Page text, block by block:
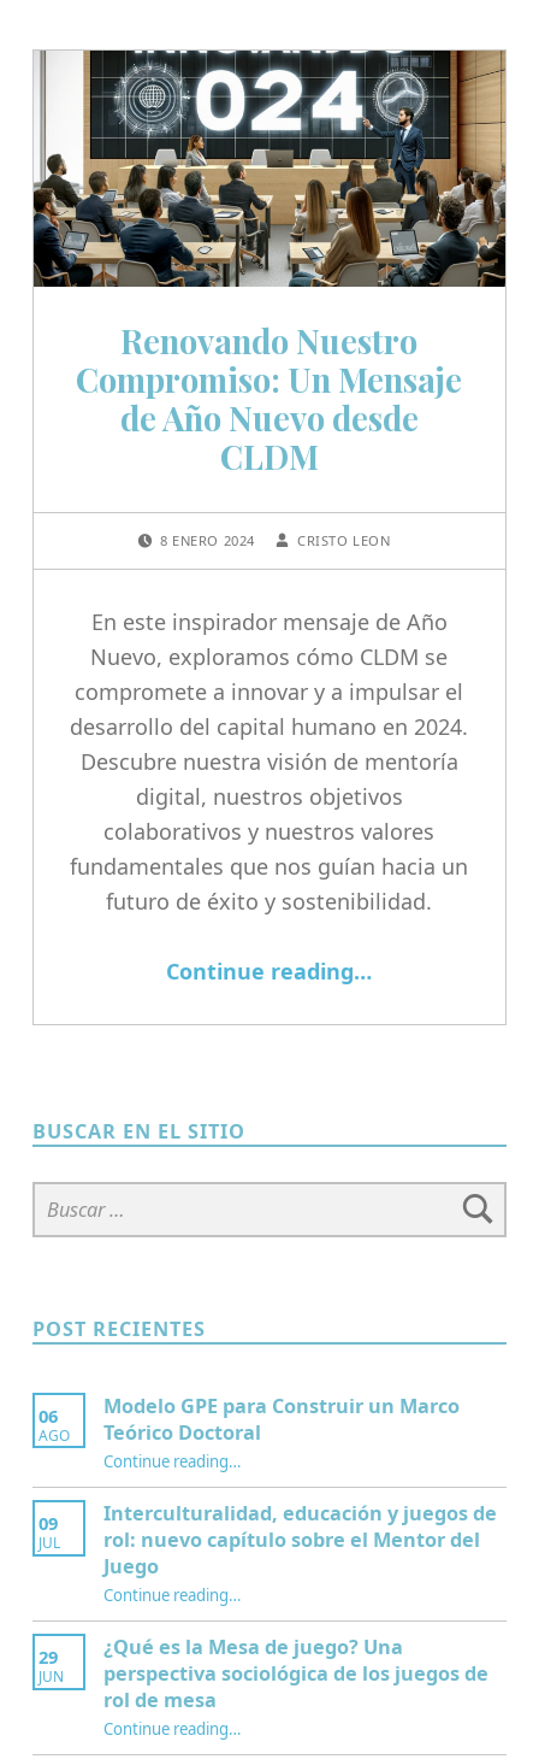
Renovando Nuestro
Compromiso: Un Mensaje
de Año Nuevo desde
CLDM
8 ENERO 2024 CRISTO LEON
En este inspirador mensaje de Año
Nuevo, exploramos cómo CLDM se
compromete a innovar y a impulsar el
desarrollo del capital humano en 2024.
Descubre nuestra visión de mentoría
digital, nuestros objetivos
colaborativos y nuestros valores
fundamentales que nos guían hacia un
futuro de éxito y sostenibilidad.
Continue reading…
BUSCAR EN EL SITIO
Buscar:
POST RECIENTES
06
AGO
Modelo GPE para Construir un Marco
Teórico Doctoral
Continue reading“Modelo GPE para Construir un Marco Teórico Doctoral”
…
09
JUL
Interculturalidad, educación y juegos de
rol: nuevo capítulo sobre el Mentor del
Juego
Continue reading“Interculturalidad, educación y juegos de rol: nuevo capítulo sobre el Mentor del Juego”
…
29
JUN
¿Qué es la Mesa de juego? Una
perspectiva sociológica de los juegos de
rol de mesa
Continue reading“¿Qué es la Mesa de juego? Una perspectiva sociológica de los juegos de rol de mesa”
…